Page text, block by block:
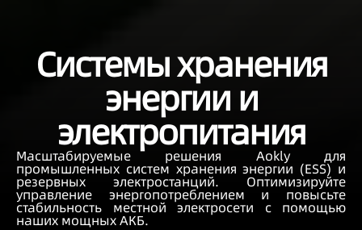
Системы хранения
энергии и
электропитания
Масштабируемые решения Aokly для
промышленных систем хранения энергии (ESS) и
резервных электростанций. Оптимизируйте
управление энергопотреблением и повысьте
стабильность местной электросети с помощью
наших мощных АКБ.